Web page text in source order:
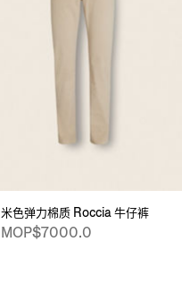
米色弹力棉质 Roccia 牛仔裤
MOP$7000.0